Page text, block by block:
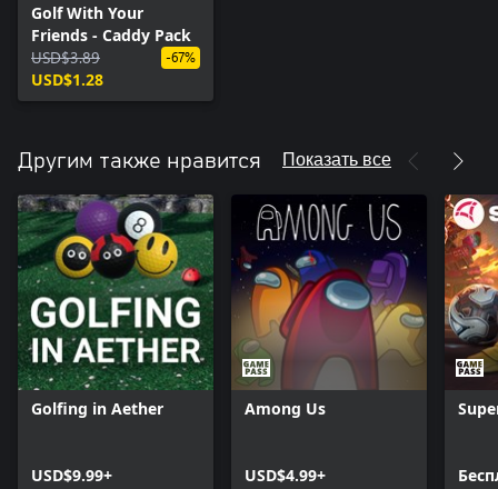
Golf With Your
Friends - Caddy Pack
USD$3.89
USD$1.28
-67%
Другим также нравится Показать все
Golfing in Aether
USD$9.99+
Among Us
USD$4.99+